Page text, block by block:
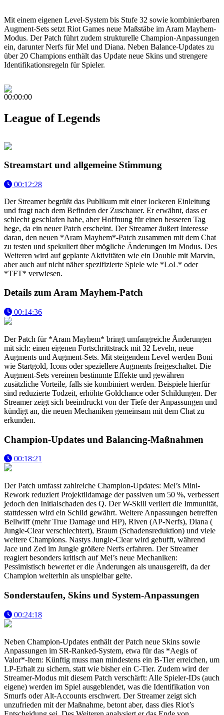
Mit einem eigenen Level-System bis Stufe 32 sowie kombinierbaren
Augment-Sets setzt Riot Games neue Maßstäbe im Aram Mayhem-
Modus. Der Patch führt zudem strukturelle Champion-Anpassungen
ein, darunter Nerfs für Mel und Diana. Neben Balance-Updates zu
über 20 Champions enthält das Update neue Skins und strengere
Identifikationsregeln für Spieler.
00:00:00
League of Legends
Streamstart und allgemeine Stimmung
00:12:28
Der Streamer begrüßt das Publikum mit einer lockeren Einleitung
und fragt nach dem Befinden der Zuschauer. Er erwähnt, dass er
schlecht geschlafen habe, aber Hoffnung für einen besseren Tag
hege, da ein neuer Patch erscheint. Der Streamer äußert Interesse
daran, den neuen *Aram Mayhem*-Patch zusammen mit dem Chat
zu testen und spekuliert über mögliche Änderungen im Modus. Des
Weiteren wird auf geplante Aktivitäten wie ein Double mit Marvin,
aber auch auf nicht näher spezifizierte Spiele wie *LoL* oder
*TFT* verwiesen.
Details zum Aram Mayhem-Patch
00:14:36
Der Patch für *Aram Mayhem* bringt umfangreiche Änderungen
mit sich: einen eigenen Fortschrittstrack mit 32 Leveln, neue
Augments und Augment-Sets. Mit steigendem Level werden Boni
wie Startgold, Icons oder speziellere Augments freigeschaltet. Die
Augment-Sets vereinen bestimmte Effekte und gewähren
zusätzliche Vorteile, falls sie kombiniert werden. Beispiele hierfür
sind reduzierte Todzeit, erhöhte Goldchance oder Schildungen. Der
Streamer zeigt sich beeindruckt von der Tiefe der Anpassungen und
kündigt an, die neuen Mechaniken gemeinsam mit dem Chat zu
erkunden.
Champion-Updates und Balancing-Maßnahmen
00:18:21
Der Patch umfasst zahlreiche Champion-Updates: Mel’s Mini-
Rework reduziert Projektildamage der passiven um 50 %, verbessert
jedoch den Initialschaden des Q. Der W-Skill verliert die Immunität,
stattdessen wird ein Schild gewährt. Weitere Anpassungen betreffen
Bellwiff (mehr True Damage und HP), Riven (AP-Nerfs), Diana (
Jungle-Clear verschlechtert), Braum (Schadensreduktion) und viele
weitere Champions. Nastys Jungle-Clear wird gebufft, während
Jace und Zed im Jungle größere Nerfs erfahren. Der Streamer
reagiert besonders kritisch auf Mel’s neue Mechaniken:
Pessimistisch bewertet er die Änderungen als unausgereift, da der
Champion weiterhin als unspielbar gelte.
Sonderstaufen, Skins und System-Anpassungen
00:24:18
Neben Champion-Updates enthält der Patch neue Skins sowie
Anpassungen im SR-Ranked-System, etwa für das *Aegis of
Valor*-Item: Künftig muss man mindestens ein B-Tier erreichen, um
LP-Erhalt zu sichern, statt wie bisher ein C-Tier. Zudem wird der
Streamer-Modus mit diesem Patch verschärft: Alle Spieler-IDs (auch
eigene) werden im Spiel ausgeblendet, was die Identifikation von
Smurfs oder Alt-Accounts erschwert. Der Streamer zeigt sich
unzufrieden mit der Maßnahme, betont aber, dass dies Riot’s